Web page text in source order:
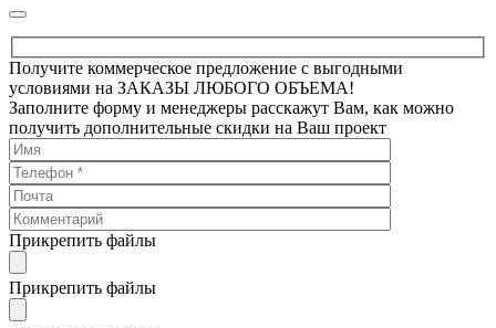
Получите коммерческое предложение с выгодными
условиями на ЗАКАЗЫ ЛЮБОГО ОБЪЕМА!
Заполните форму и менеджеры расскажут Вам, как можно
получить дополнительные скидки на Ваш проект
Прикрепить файлы
Прикрепить файлы